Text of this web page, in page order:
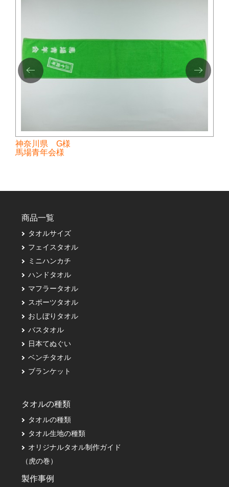
神奈川県 G様
馬場青年会様
商品一覧
タオルサイズ
フェイスタオル
ミニハンカチ
ハンドタオル
マフラータオル
スポーツタオル
おしぼりタオル
バスタオル
日本てぬぐい
ベンチタオル
ブランケット
タオルの種類
タオルの種類
タオル生地の種類
オリジナルタオル制作ガイド
（虎の巻）
製作事例